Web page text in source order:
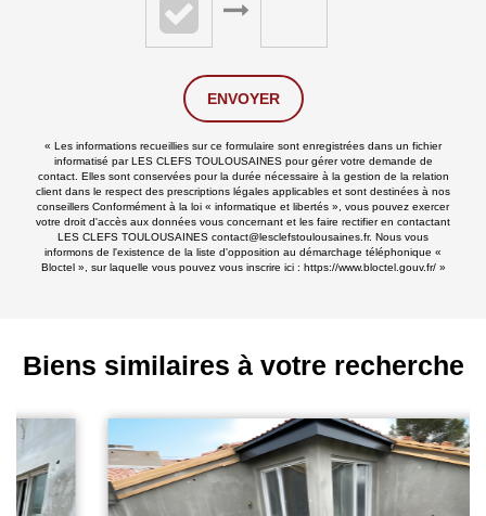
ENVOYER
« Les informations recueillies sur ce formulaire sont enregistrées dans un fichier
informatisé par LES CLEFS TOULOUSAINES pour gérer votre demande de
contact. Elles sont conservées pour la durée nécessaire à la gestion de la relation
client dans le respect des prescriptions légales applicables et sont destinées à nos
conseillers Conformément à la loi « informatique et libertés », vous pouvez exercer
votre droit d'accès aux données vous concernant et les faire rectifier en contactant
LES CLEFS TOULOUSAINES contact@lesclefstoulousaines.fr. Nous vous
informons de l'existence de la liste d'opposition au démarchage téléphonique «
Bloctel », sur laquelle vous pouvez vous inscrire ici : https://www.bloctel.gouv.fr/»
Biens similaires à votre recherche